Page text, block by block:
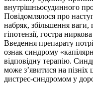
внутрішньосудинного
Повідомлялося про
набряк, збільшення ваги,
гіпотензії, гостра
Введення препарату
ознак синдрому
відповідну терапію.
може з’явитися на пізніх
дистрес-синдромом у